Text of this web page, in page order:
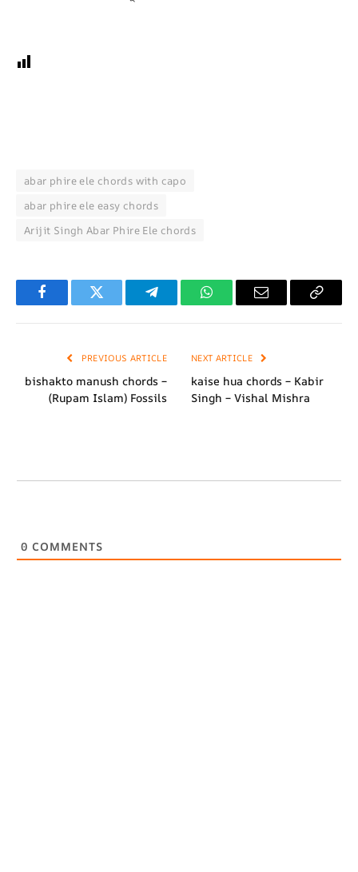
abar phire ele chords with capo
abar phire ele easy chords
Arijit Singh Abar Phire Ele chords
FacebookTwitter TelegramWhatsAppEmail
Copy
PREVIOUS ARTICLE
bishakto manush chords –
(Rupam Islam) Fossils
NEXT ARTICLE
kaise hua chords – Kabir
Singh – Vishal Mishra
0 COMMENTS